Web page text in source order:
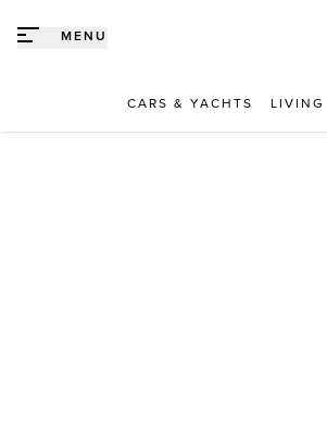
MENU
CARS & YACHTS LIVING